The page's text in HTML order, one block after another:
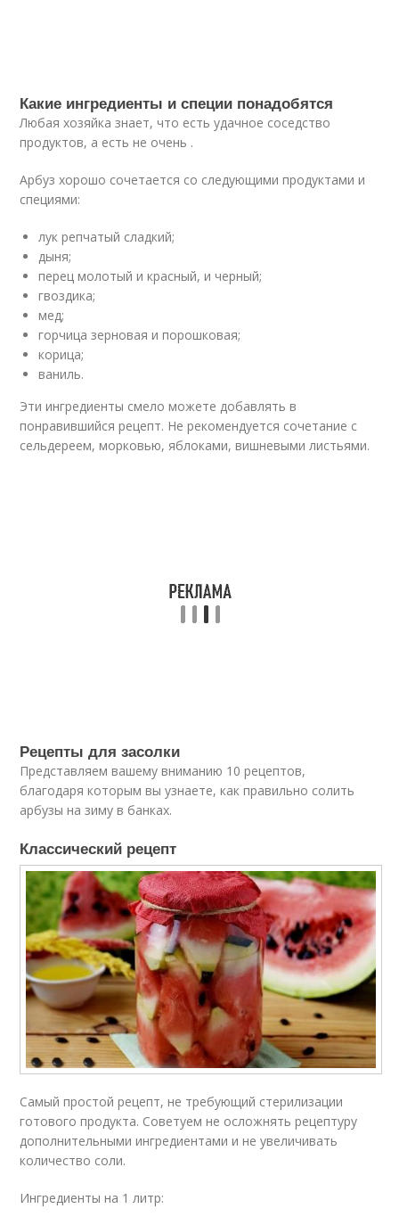
Какие ингредиенты и специи понадобятся
Любая хозяйка знает, что есть удачное соседство
продуктов, а есть не очень .
Арбуз хорошо сочетается со следующими продуктами и
специями:
лук репчатый сладкий;
дыня;
перец молотый и красный, и черный;
гвоздика;
мед;
горчица зерновая и порошковая;
корица;
ваниль.
Эти ингредиенты смело можете добавлять в
понравившийся рецепт. Не рекомендуется сочетание с
сельдереем, морковью, яблоками, вишневыми листьями.
Рецепты для засолки
Представляем вашему вниманию 10 рецептов,
благодаря которым вы узнаете, как правильно солить
арбузы на зиму в банках.
Классический рецепт
Самый простой рецепт, не требующий стерилизации
готового продукта. Советуем не осложнять рецептуру
дополнительными ингредиентами и не увеличивать
количество соли.
Ингредиенты на 1 литр: